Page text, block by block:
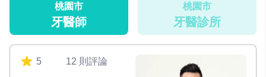
桃園市
牙醫師
桃園市
牙醫診所
5 12 則評論